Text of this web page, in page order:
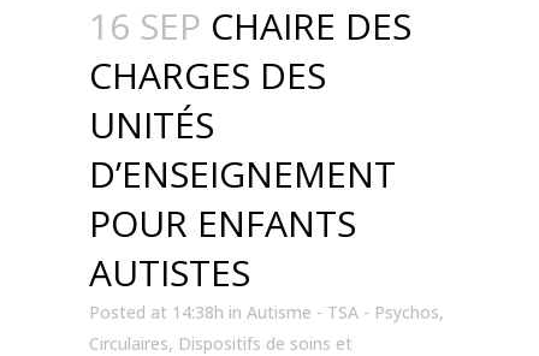
16 SEP CHAIRE DES
CHARGES DES
UNITÉS
D’ENSEIGNEMENT
POUR ENFANTS
AUTISTES
Posted at 14:38h in Autisme - TSA - Psychos,
Circulaires, Dispositifs de soins et